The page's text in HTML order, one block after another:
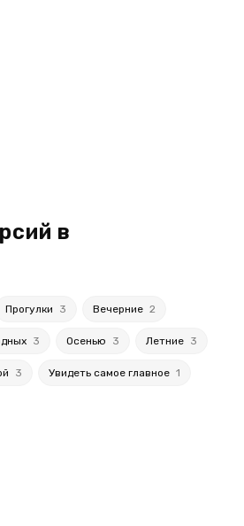
в
Прогулки 3 Вечерние 2
3 Осенью 3 Летние 3
3 Увидеть самое главное 1